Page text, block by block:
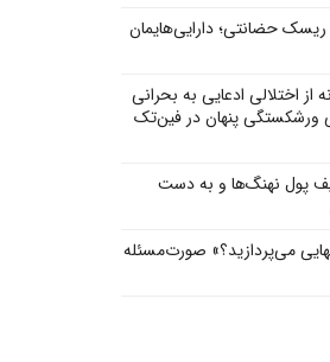
حضانتی؛ دارایی‌هایمان
اختلالی ادعایی به بحرانی
ورشکستگی پنهان در فین‌تک
کیف پول‌ نهنگ‌ها و به دست
می‌پردازید؟» صورت‌مسئله